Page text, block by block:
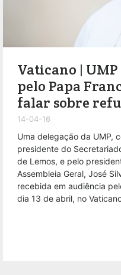
Vaticano |
pelo Papa
falar sobre
14-04-16
Uma delegação da UMP,
presidente do
de Lemos, e pelo
Assembleia Geral, José
recebida em audiência
dia 13 de abril, no